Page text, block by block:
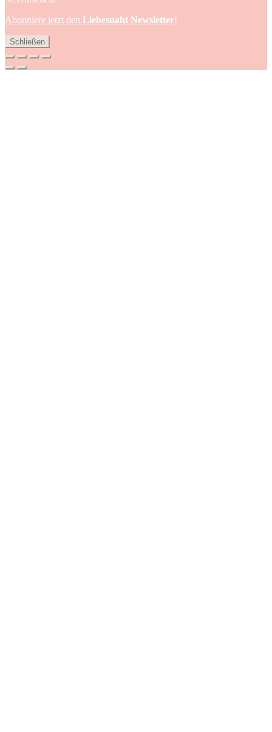
Abonniere jetzt den Liebesnaht Newsletter!
Schließen